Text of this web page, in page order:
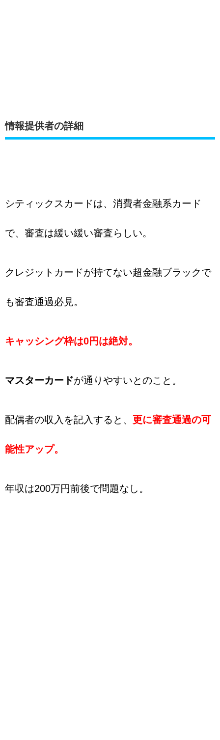
情報提供者の詳細
シティックスカードは、消費者金融系カード
で、審査は緩い緩い審査らしい。
クレジットカードが持てない超金融ブラックで
も審査通過必見。
キャッシング枠は0円は絶対。
マスターカードが通りやすいとのこと。
配偶者の収入を記入すると、 更に審査通過の可
能性アップ。
年収は200万円前後で問題なし。